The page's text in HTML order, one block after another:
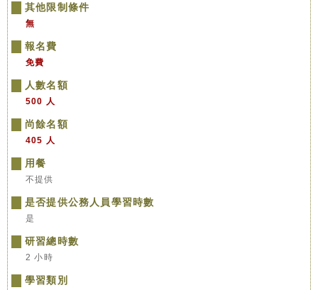
其他限制條件
無
報名費
免費
人數名額
500 人
尚餘名額
405 人
用餐
不提供
是否提供公務人員學習時數
是
研習總時數
2 小時
學習類別